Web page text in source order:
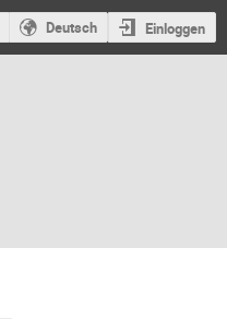
Deutsch Einloggen